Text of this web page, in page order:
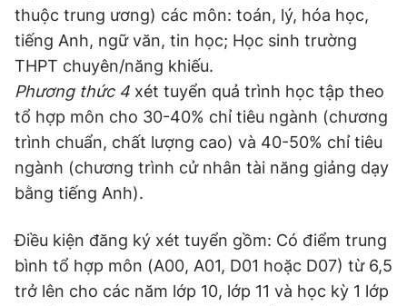
thuộc trung ương) các môn: toán, lý, hóa học,
tiếng Anh, ngữ văn, tin học; Học sinh trường
THPT chuyên/năng khiếu.
Phương thức 4 xét tuyển quả trình học tập theo
tổ hợp môn cho 30-40% chỉ tiêu ngành (chương
trình chuẩn, chất lượng cao) và 40-50% chỉ tiêu
ngành (chương trình cử nhân tài năng giảng dạy
bằng tiếng Anh).
Điều kiện đăng ký xét tuyển gồm: Có điểm trung
bình tổ hợp môn (A00, A01, D01 hoặc D07) từ 6,5
trở lên cho các năm lớp 10, lớp 11 và học kỳ 1 lớp